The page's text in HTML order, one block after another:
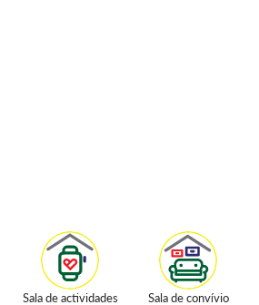
Sala de actividades Sala de convívio